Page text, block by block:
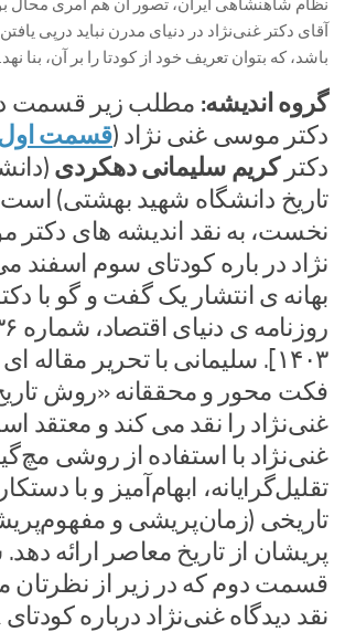
نظام شاهنشاهی ایران، تصور آن هم امری محال
آقای دکتر غنی‌نژاد در دنیای مدرن نباید درپی
باشد، که بتوان تعریف خود از کودتا را بر آن، بنا نهد.
گروه اندیشه: مطلب زیر قسمت
دکتر موسی غنی نژاد (قسمت
دکتر کریم سلیمانی دهکردی
تاریخ دانشگاه شهید بهشتی)
نخست، به نقد اندیشه های
نژاد در باره کودتای سوم اسفند
بهانه ی انتشار یک گفت و گو با
۱۴۰۳]. سلیمانی با تحریر مقاله
فکت محور و محققانه «روش
غنی‌نژاد را نقد می کند و معتقد
غنی‌نژاد با استفاده از روشی
تقلیل‌گرایانه، ابهام‌آمیز و با
تاریخی (زمان‌پریشی و
پریشان از تاریخ معاصر ارائه دهد.
قسمت دوم که در زیر از نظرتان